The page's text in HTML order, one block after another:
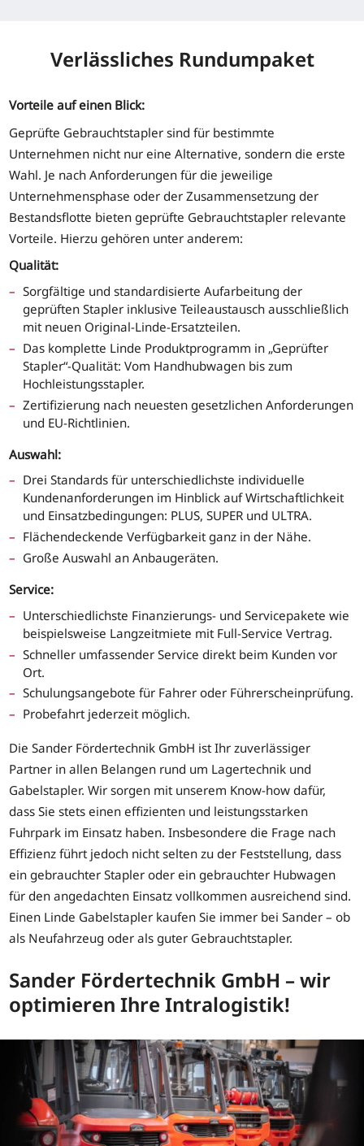
Verlässliches Rundumpaket
Vorteile auf einen Blick:
Geprüfte Gebrauchtstapler sind für bestimmte
Unternehmen nicht nur eine Alternative, sondern die erste
Wahl. Je nach Anforderungen für die jeweilige
Unternehmensphase oder der Zusammensetzung der
Bestandsflotte bieten geprüfte Gebrauchtstapler relevante
Vorteile. Hierzu gehören unter anderem:
Qualität:
Sorgfältige und standardisierte Aufarbeitung der
geprüften Stapler inklusive Teileaustausch ausschließlich
mit neuen Original-Linde-Ersatzteilen.
Das komplette Linde Produktprogramm in „Geprüfter
Stapler“-Qualität: Vom Handhubwagen bis zum
Hochleistungsstapler.
Zertifizierung nach neuesten gesetzlichen Anforderungen
und EU-Richtlinien.
Auswahl:
Drei Standards für unterschiedlichste individuelle
Kundenanforderungen im Hinblick auf Wirtschaftlichkeit
und Einsatzbedingungen: PLUS, SUPER und ULTRA.
Flächendeckende Verfügbarkeit ganz in der Nähe.
Große Auswahl an Anbaugeräten.
Service:
Unterschiedlichste Finanzierungs- und Servicepakete wie
beispielsweise Langzeitmiete mit Full-Service Vertrag.
Schneller umfassender Service direkt beim Kunden vor
Ort.
Schulungsangebote für Fahrer oder Führerscheinprüfung.
Probefahrt jederzeit möglich.
Die Sander Fördertechnik GmbH ist Ihr zuverlässiger
Partner in allen Belangen rund um Lagertechnik und
Gabelstapler. Wir sorgen mit unserem Know-how dafür,
dass Sie stets einen effizienten und leistungsstarken
Fuhrpark im Einsatz haben. Insbesondere die Frage nach
Effizienz führt jedoch nicht selten zu der Feststellung, dass
ein gebrauchter Stapler oder ein gebrauchter Hubwagen
für den angedachten Einsatz vollkommen ausreichend sind.
Einen Linde Gabelstapler kaufen Sie immer bei Sander – ob
als Neufahrzeug oder als guter Gebrauchtstapler.
Sander Fördertechnik GmbH – wir
optimieren Ihre Intralogistik!